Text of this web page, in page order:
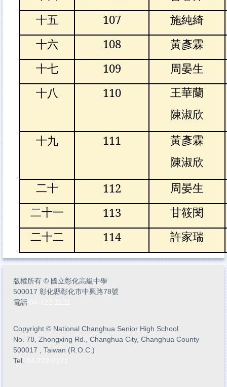
十五
107
施純綺
十六
108
黃彥霖
十七
109
周晏生
十八
110
王華蘭
陳淑欣
十九 111
黃彥霖
陳淑欣
二十 112
周晏生
二十一
113
甘筱閔
二十二
114 許家瑞
版權所有 © 國立彰化高級中學
500017 彰化縣彰化市中興路78號
電話
Copyright © National Changhua Senior High School
No. 78, Zhongxing Rd., Changhua City, Changhua County
500017 , Taiwan (R.O.C.)
Tel.